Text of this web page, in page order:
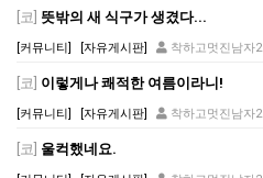
[코] 뜻밖의 새 식구가 생겼다...
[커뮤니티] [자유게시판] 착하고멋진남자2
[코] 이렇게나 쾌적한 여름이라니!
[커뮤니티] [자유게시판] 착하고멋진남자2
[코] 울컥했네요.